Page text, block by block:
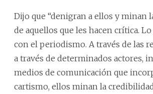
Dijo que “denigran a ellos y minan
de aquellos que les hacen crítica.
con el periodismo. A través de las
a través de determinados actores,
medios de comunicación que
cartismo, ellos minan la